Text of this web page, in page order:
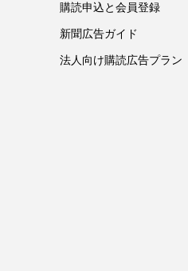
購読申込と会員登録
新聞広告ガイド
法人向け購読広告プラン